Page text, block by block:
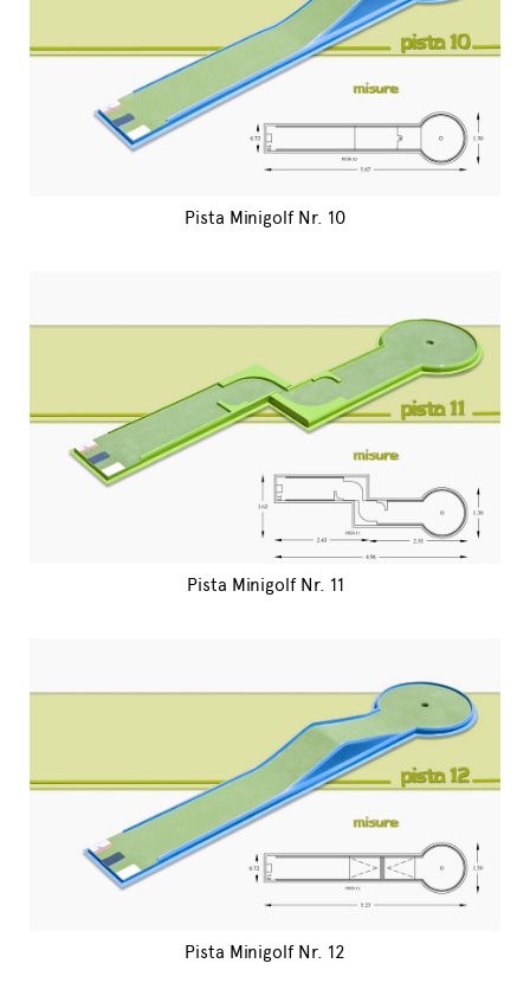
Pista Minigolf Nr. 10
Pista Minigolf Nr. 11
Pista Minigolf Nr. 12